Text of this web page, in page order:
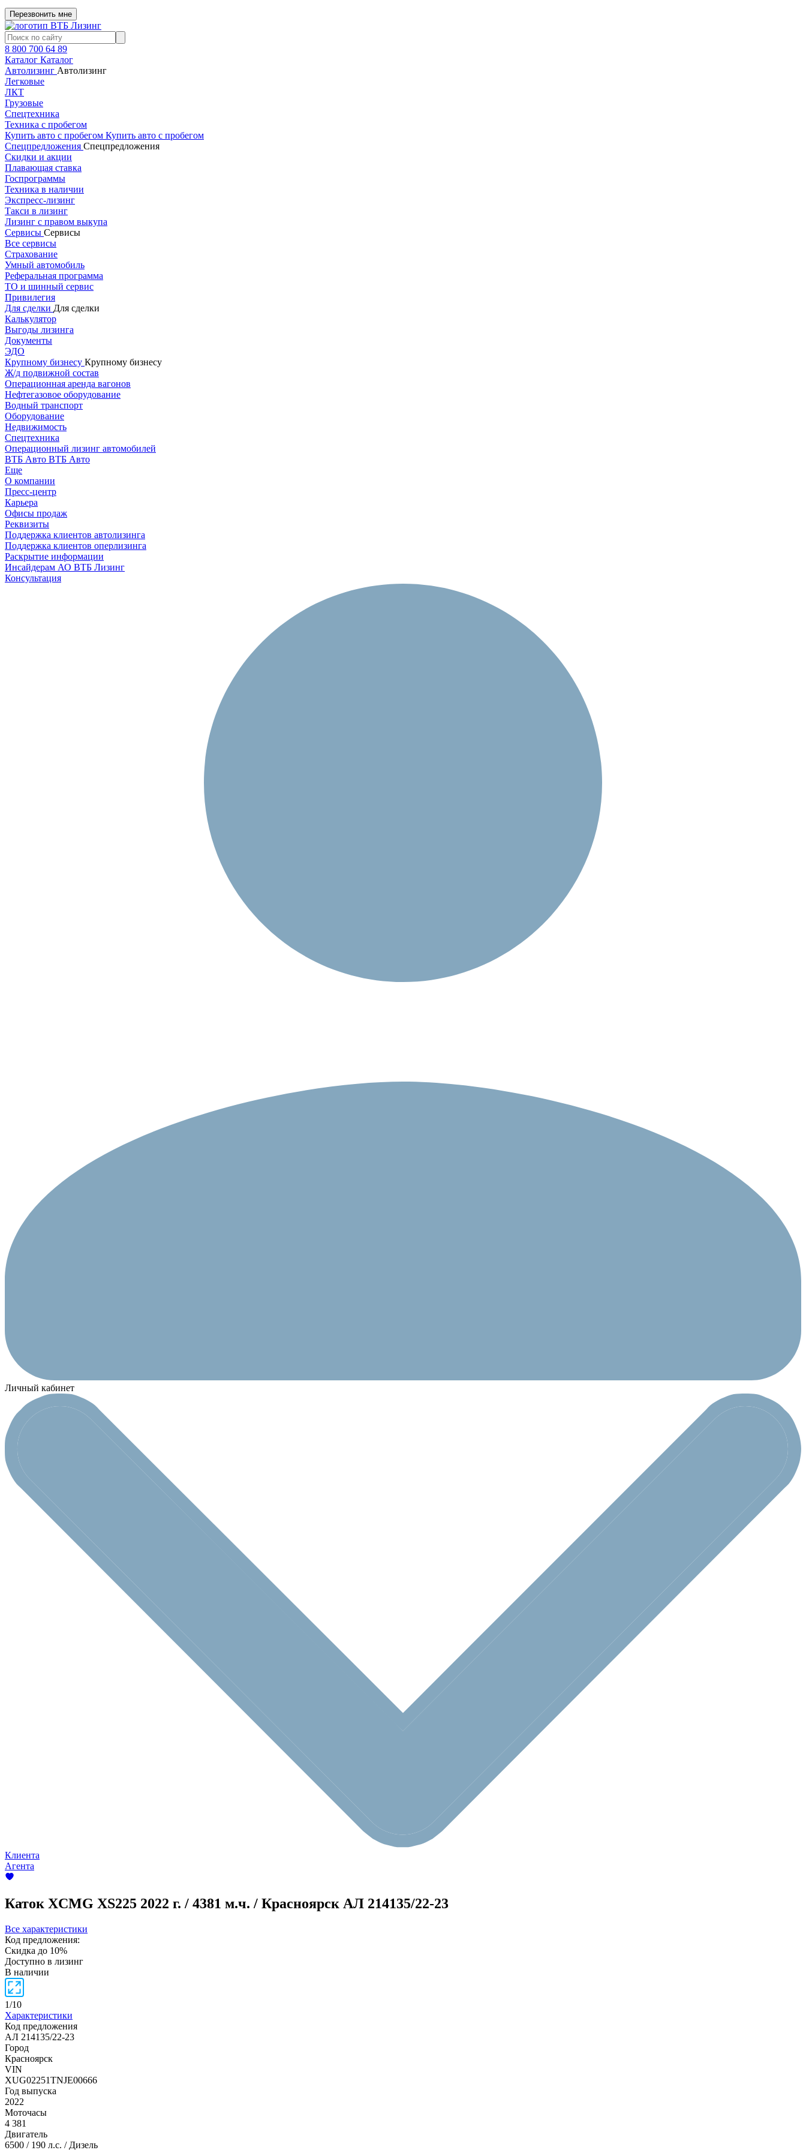
Перезвонить мне
8 800 700 64 89
Каталог Каталог
Автолизинг Автолизинг
Легковые
ЛКТ
Грузовые
Спецтехника
Техника с пробегом
Купить авто с пробегом Купить авто с пробегом
Спецпредложения Спецпредложения
Скидки и акции
Плавающая ставка
Госпрограммы
Техника в наличии
Экспресс-лизинг
Такси в лизинг
Лизинг с правом выкупа
Сервисы Сервисы
Все сервисы
Страхование
Умный автомобиль
Реферальная программа
ТО и шинный сервис
Привилегия
Для сделки Для сделки
Калькулятор
Выгоды лизинга
Документы
ЭДО
Крупному бизнесу Крупному бизнесу
Ж/д подвижной состав
Операционная аренда вагонов
Нефтегазовое оборудование
Водный транспорт
Оборудование
Недвижимость
Спецтехника
Операционный лизинг автомобилей
ВТБ Авто ВТБ Авто
Еще
О компании
Пресс-центр
Карьера
Офисы продаж
Реквизиты
Поддержка клиентов автолизинга
Поддержка клиентов оперлизинга
Раскрытие информации
Инсайдерам АО ВТБ Лизинг
Консультация
Личный кабинет
Клиента
Агента
Каток XCMG XS225 2022 г. / 4381 м.ч. / Красноярск АЛ 214135/22-23
Все характеристики
Код предложения:
Скидка до 10%
Доступно в лизинг
В наличии
1/10
Характеристики
Код предложения
АЛ 214135/22-23
Город
Красноярск
VIN
XUG02251TNJE00666
Год выпуска
2022
Моточасы
4 381
Двигатель
6500 / 190 л.с. / Дизель